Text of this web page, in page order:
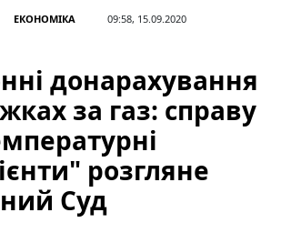
ЕКОНОМІКА 09:58, 15.09.2020
донарахування
за газ: справу
розгляне
Суд